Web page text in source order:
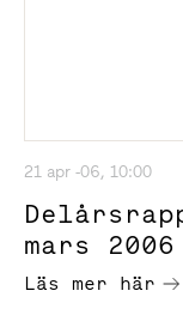
21 apr -06, 10:00
mars 2006
Läs mer här